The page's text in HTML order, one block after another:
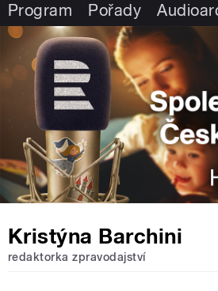
Program Pořady
Kristýna Barchini
redaktorka zpravodajství